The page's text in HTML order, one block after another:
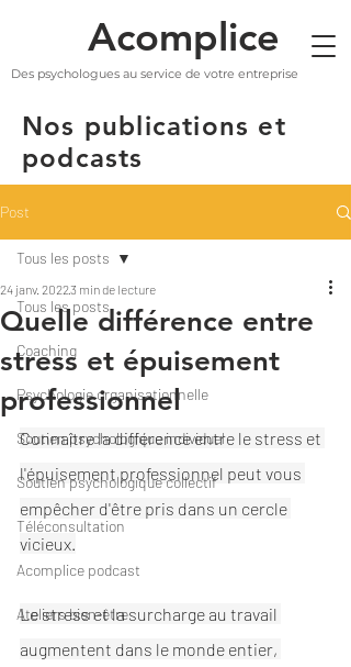
Acomplice
Des psychologues au service de votre entreprise
Nos publications et
podcasts
Post
Tous les posts
Coaching
Psychologie organisationnelle
Soutien psychologique individuel
Soutien psychologique collectif
Téléconsultation
Acomplice podcast
Ateliers bien-être
Tous les posts
Quelle différence entre
stress et épuisement
professionnel
24 janv. 20223 min de lecture
Connaître la différence entre le stress et
l'épuisement professionnel peut vous
empêcher d'être pris dans un cercle
vicieux.
Le stress et la surcharge au travail
augmentent dans le monde entier,